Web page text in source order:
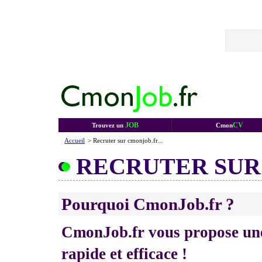
Trouvez un JOB CmonCV
Accueil > Recruter sur cmonjob.fr...
RECRUTER
Pourquoi CmonJob.fr ?
CmonJob.fr vous propose
rapide et efficace !